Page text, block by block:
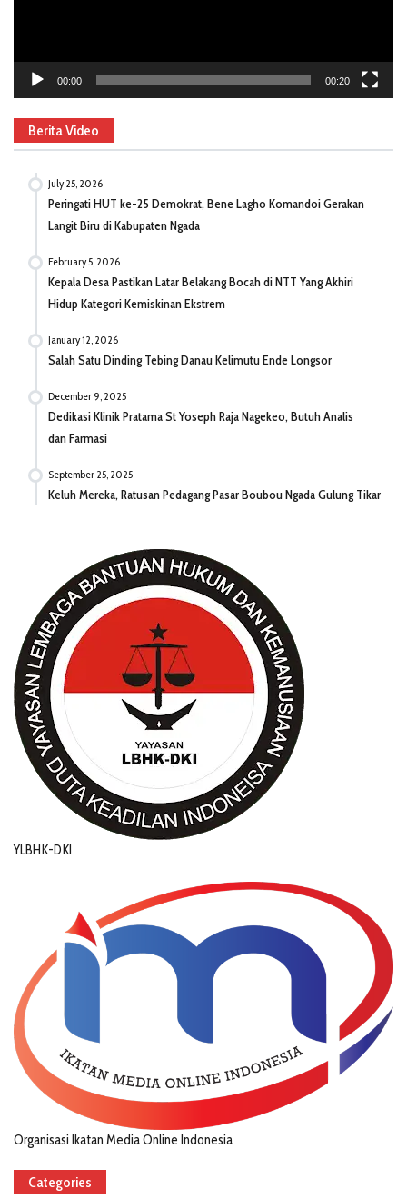
00:00 00:20
Berita Video
July 25, 2026
Peringati HUT ke-25 Demokrat, Bene Lagho Komandoi Gerakan
Langit Biru di Kabupaten Ngada
February 5, 2026
Kepala Desa Pastikan Latar Belakang Bocah di NTT Yang Akhiri
Hidup Kategori Kemiskinan Ekstrem
January 12, 2026
Salah Satu Dinding Tebing Danau Kelimutu Ende Longsor
December 9, 2025
Dedikasi Klinik Pratama St Yoseph Raja Nagekeo, Butuh Analis
dan Farmasi
September 25, 2025
Keluh Mereka, Ratusan Pedagang Pasar Boubou Ngada Gulung Tikar
YLBHK-DKI
Organisasi Ikatan Media Online Indonesia
Categories